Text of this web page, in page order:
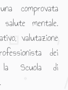
comprovata
mentale.
valutazione
dei
la Scuola di